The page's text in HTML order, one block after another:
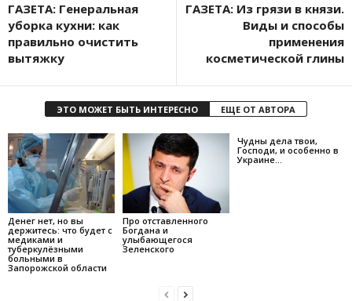
ГАЗЕТА: Генеральная
уборка кухни: как
правильно очистить
вытяжку
ГАЗЕТА: Из грязи в князи.
Виды и способы
применения
косметической глины
ЭТО МОЖЕТ БЫТЬ ИНТЕРЕСНО ЕЩЕ ОТ АВТОРА
Денег нет, но вы
держитесь: что будет с
медиками и
туберкулёзными
больными в
Запорожской области
Про отставленного
Богдана и
улыбающегося
Зеленского
Чудны дела твои,
Господи, и особенно в
Украине…